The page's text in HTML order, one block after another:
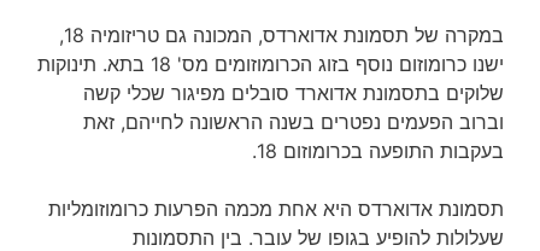
במקרה של תסמונת אדוארדס, המכונה גם טריזומיה 18,
ישנו כרומוזום נוסף בזוג הכרומוזומים מס' 18 בתא. תינוקות
שלוקים בתסמונת אדוארד סובלים מפיגור שכלי קשה
וברוב הפעמים נפטרים בשנה הראשונה לחייהם, זאת
בעקבות התופעה בכרומוזום 18.
תסמונת אדוארדס היא אחת מכמה הפרעות כרומוזומליות
שעלולות להופיע בגופו של עובר. בין התסמונות